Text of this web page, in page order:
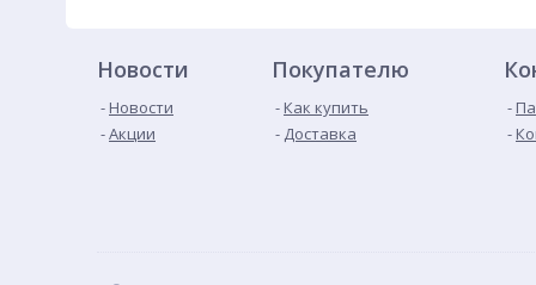
Новости
Новости
Акции
Покупателю
Как купить
Доставка